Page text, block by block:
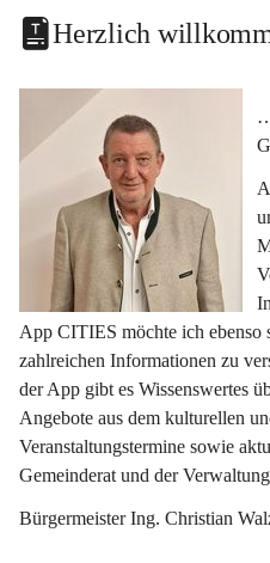
Herzlich
App CITIES möchte ich ebenso
zahlreichen Informationen zu
der App gibt es Wissenswertes
Angebote aus dem kulturellen
Veranstaltungstermine sowie
Gemeinderat und der
Bürgermeister Ing. Christian